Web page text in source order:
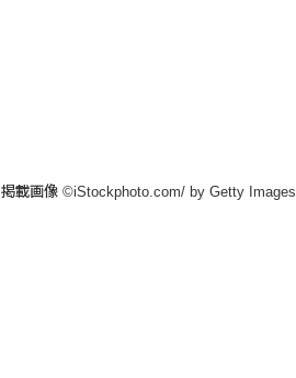
掲載画像 ©iStockphoto.com/ by Getty Images